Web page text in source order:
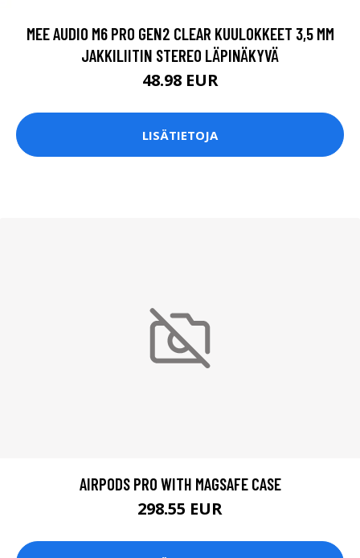
MEE AUDIO M6 PRO GEN2 CLEAR KUULOKKEET 3,5 MM
JAKKILIITIN STEREO LÄPINÄKYVÄ
48.98 EUR
LISÄTIETOJA
AIRPODS PRO WITH MAGSAFE CASE
298.55 EUR